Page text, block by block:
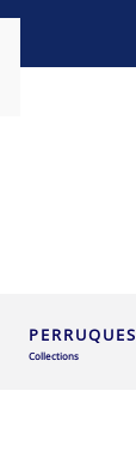
PERRUQUES
Collections